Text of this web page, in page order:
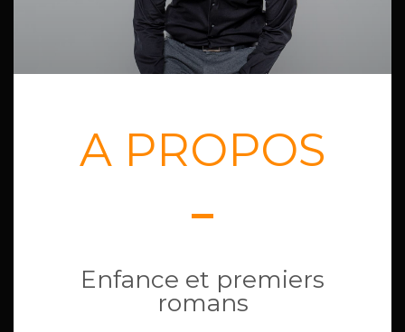
A PROPOS
Enfance et premiers
romans